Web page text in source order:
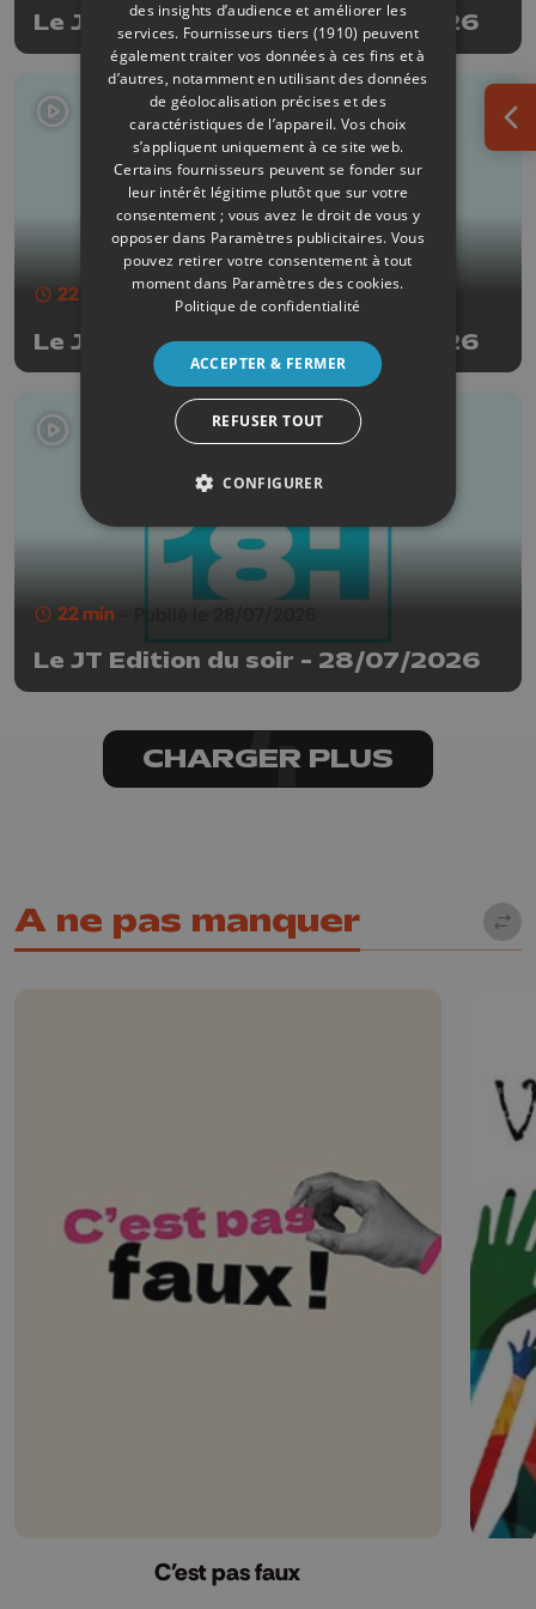
Le JT Edition du soir - 30/07/2026
22 min - Publié le 29/07/2026
Le JT Edition du soir - 29/07/2026
22 min
Le JT Edition du soir - 28/07/2026
CHARGER PLUS
A ne pas manquer
C'est pas faux
des insights d’audience et améliorer les
services. Fournisseurs tiers (1910) peuvent
également traiter vos données à ces fins et à
d’autres, notamment en utilisant des données
de géolocalisation précises et des
caractéristiques de l’appareil. Vos choix
s’appliquent uniquement à ce site web.
Certains fournisseurs peuvent se fonder sur
leur intérêt légitime plutôt que sur votre
consentement ; vous avez le droit de vous y
opposer dans Paramètres publicitaires. Vous
pouvez retirer votre consentement à tout
moment dans Paramètres des cookies.
Politique de confidentialité
ACCEPTER & FERMER
REFUSER TOUT
CONFIGURER